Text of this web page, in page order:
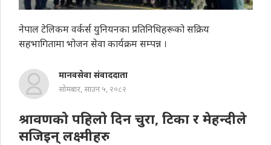
नेपाल टेलिकम वर्कर्स युनियनका प्रतिनिधिहरूको सक्रिय
सहभागितामा भोजन सेवा कार्यक्रम सम्पन्न ।
मानवसेवा संवाददाता
सोमबार, साउन ५, २०८२
श्रावणको पहिलो दिन चुरा, टिका र मेहन्दीले
सजिइन् लक्ष्मीहरु